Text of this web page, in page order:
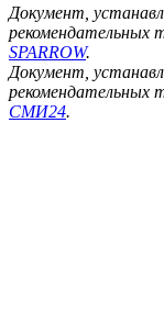
Документ,
рекомендательных
SPARROW.
Документ,
рекомендательных
СМИ24.